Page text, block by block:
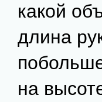
какой
длина
на